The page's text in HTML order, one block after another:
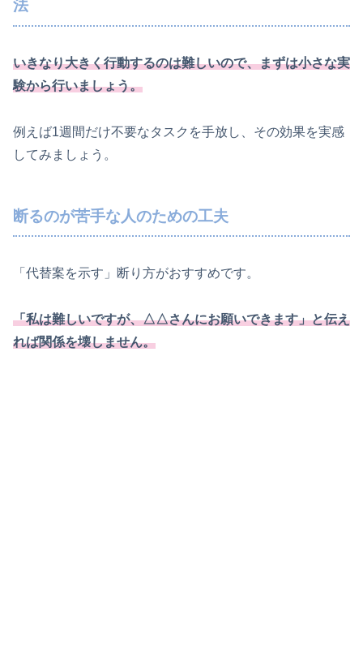
法
いきなり大きく行動するのは難しいので、まずは小さな実
験から行いましょう。
例えば1週間だけ不要なタスクを手放し、その効果を実感
してみましょう。
断るのが苦手な人のための工夫
「代替案を示す」断り方がおすすめです。
「私は難しいですが、△△さんにお願いできます」と伝え
れば関係を壊しません。